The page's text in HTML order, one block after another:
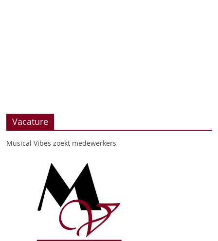
Vacature
Musical Vibes zoekt medewerkers